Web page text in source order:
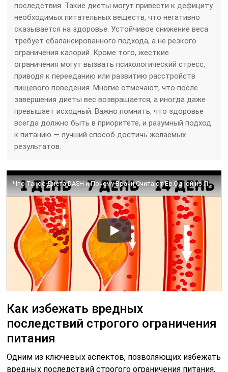
последствия. Такие диеты могут привести к дефициту
необходимых питательных веществ, что негативно
сказывается на здоровье. Устойчивое снижение веса
требует сбалансированного подхода, а не резкого
ограничения калорий. Кроме того, жесткие
ограничения могут вызвать психологический стресс,
приводя к перееданию или развитию расстройств
пищевого поведения. Многие отмечают, что после
завершения диеты вес возвращается, а иногда даже
превышает исходный. Важно помнить, что здоровье
всегда должно быть в приоритете, и разумный подход
к питанию — лучший способ достичь желаемых
результатов.
Что Такое Диета DASH и Почему Врачи Считают Ее Одной из Лучших
Как избежать вредных
последствий строгого ограничения
питания
Одним из ключевых аспектов, позволяющих избежать
вредных последствий строгого ограничения питания,